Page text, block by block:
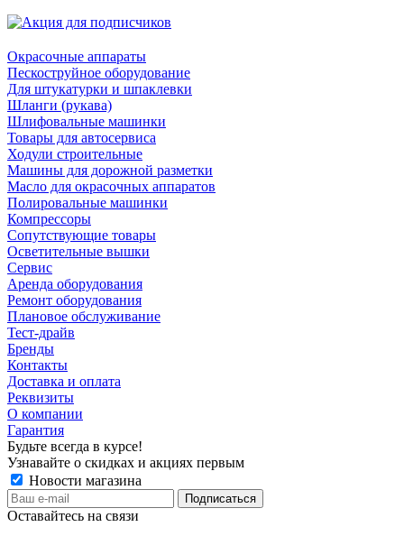
Окрасочные аппараты
Пескоструйное оборудование
Для штукатурки и шпаклевки
Шланги (рукава)
Шлифовальные машинки
Товары для автосервиса
Ходули строительные
Машины для дорожной разметки
Масло для окрасочных аппаратов
Полировальные машинки
Компрессоры
Сопутствующие товары
Осветительные вышки
Сервис
Аренда оборудования
Ремонт оборудования
Плановое обслуживание
Тест-драйв
Бренды
Контакты
Доставка и оплата
Реквизиты
О компании
Гарантия
Будьте всегда в курсе!
Узнавайте о скидках и акциях первым
Новости магазина
Оставайтесь на связи